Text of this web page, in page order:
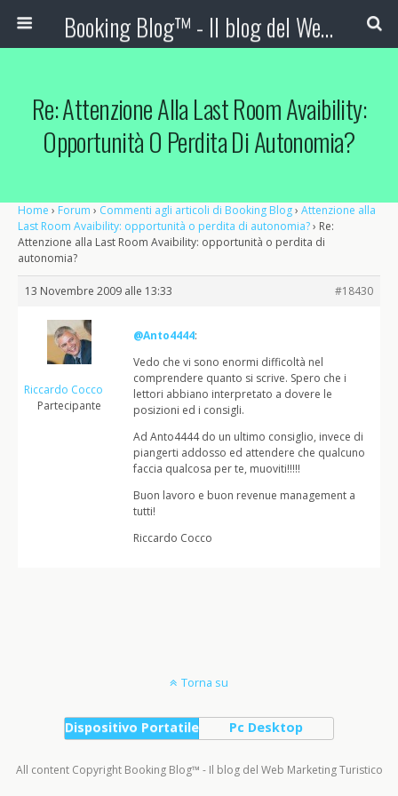
Booking Blog™ - Il blog del Web Marketing Turistico
Re: Attenzione Alla Last Room Avaibility:
Opportunità O Perdita Di Autonomia?
Home › Forum › Commenti agli articoli di Booking Blog› Attenzione alla
Last Room Avaibility: opportunità o perdita di autonomia?› Re:
Attenzione alla Last Room Avaibility: opportunità o perdita di
autonomia?
13 Novembre 2009 alle 13:33 #18430
Riccardo Cocco
Partecipante
@Anto4444:
Vedo che vi sono enormi difficoltà nel
comprendere quanto si scrive. Spero che i
lettori abbiano interpretato a dovere le
posizioni ed i consigli.
Ad Anto4444 do un ultimo consiglio, invece di
piangerti addosso ed attendere che qualcuno
faccia qualcosa per te, muoviti!!!!!
Buon lavoro e buon revenue management a
tutti!
Riccardo Cocco
Torna su
Dispositivo Portatile Pc Desktop
All content Copyright Booking Blog™ - Il blog del Web Marketing Turistico